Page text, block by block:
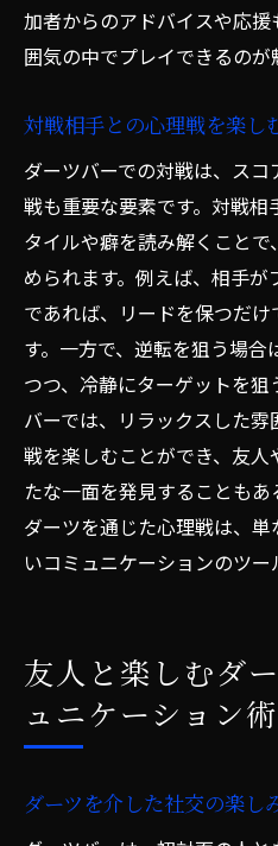
加者からのアドバイスや応
囲気の中でプレイできるのが
対戦相手との心理戦を楽し
ダーツバーでの対戦は、ス
戦も重要な要素です。対戦
タイルや癖を読み解くこと
められます。例えば、相手
であれば、リードを保つだ
す。一方で、逆転を狙う場合
つつ、冷静にターゲットを
バーでは、リラックスした
戦を楽しむことができ、友
たな一面を発見することもあ
ダーツを通じた心理戦は、
いコミュニケーションのツー
友人と楽しむダ
ュニケーション術
ダーツを介した社交の楽し